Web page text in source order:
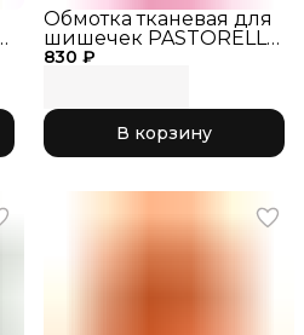
830 ₽
Обмотка тканевая для
шишечек PASTORELLI
розовый
В корзину